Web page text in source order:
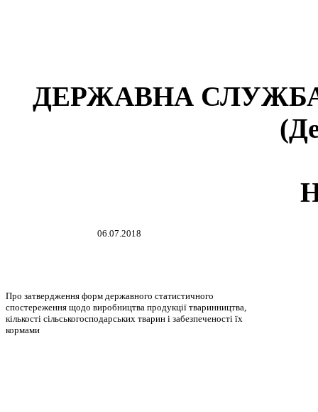
ДЕРЖАВНА
06.07.2018
Про затвердження форм державного статистичного
спостереження щодо виробництва продукції тваринництва,
кількості сільськогосподарських тварин і забезпеченості їх
кормами